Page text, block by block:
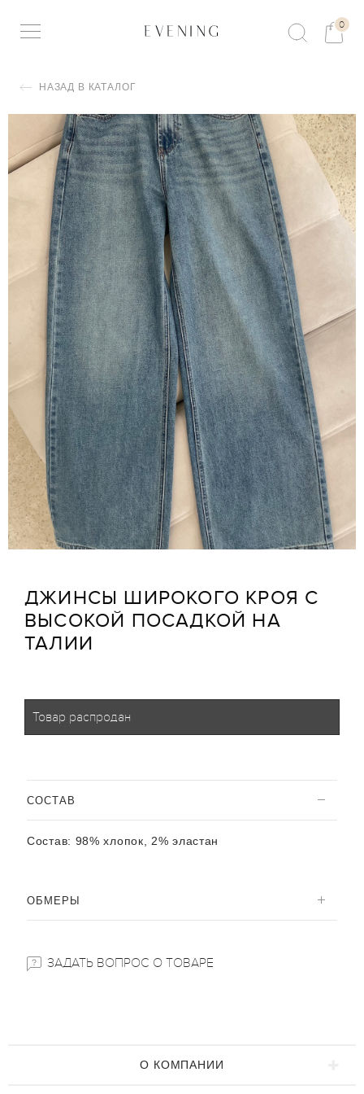
0
НАЗАД В КАТАЛОГ
ДЖИНСЫ ШИРОКОГО КРОЯ С
ВЫСОКОЙ ПОСАДКОЙ НА
ТАЛИИ
Товар распродан
CОСТАВ
Состав: 98% хлопок, 2% эластан
ОБМЕРЫ
ЗАДАТЬ ВОПРОС О ТОВАРЕ
О КОМПАНИИ